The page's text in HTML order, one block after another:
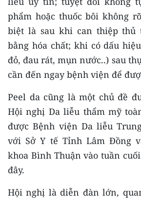
ESPAÑOL
한국어
phẩm hoặc thuốc bôi không
biệt là sau khi can thiệp thủ
bằng hóa chất; khi có dấu
đỏ, đau rát, mụn nước..) sau
cần đến ngay bệnh viện để
Peel da cũng là một chủ đề
Hội nghị Da liễu thẩm mỹ
được Bệnh viện Da liễu
với Sở Y tế Tỉnh Lâm Đồng
khoa Bình Thuận vào tuần
đây.
Hội nghị là diễn đàn lớn,